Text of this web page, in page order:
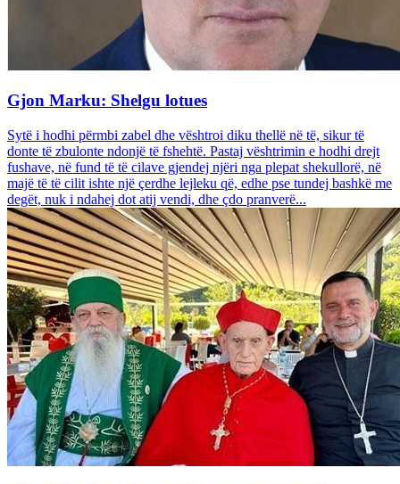
Gjon Marku: Shelgu lotues
Sytë i hodhi përmbi zabel dhe vështroi diku thellë në të, sikur të
donte të zbulonte ndonjë të fshehtë. Pastaj vështrimin e hodhi drejt
fushave, në fund të të cilave gjendej njëri nga plepat shekullorë, në
majë të të cilit ishte një çerdhe lejleku që, edhe pse tundej bashkë me
degët, nuk i ndahej dot atij vendi, dhe çdo pranverë...